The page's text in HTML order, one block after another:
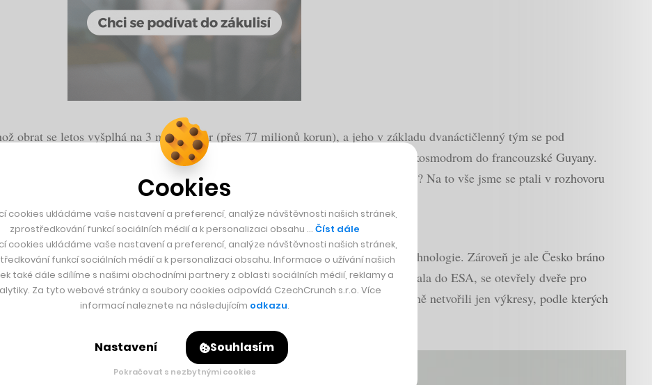
obrat se letos vyšplhá na 3 miliony eur (přes 77 milionů korun), a jeho v základu dvanáctičlenný tým se pod
na konstrukci rakety Vega. Její část přitom z brněnské továrny putuje až na kosmodrom do francouzské Guyany.
SAB Aerospace poslal své výrobky? A je možné považovat NASA za konkurenci? Na to vše jsme se ptali v rozhovoru
vesmírný startup?
výrobní potenciál a je tu spousta firem, která zvládá vytvořit ty nejnáročnější technologie. Zároveň je ale Česko bráno
průmyslu tomu tak bylo a je. Nicméně v roce 2008, kdy se Česká republika přidala do ESA, se otevřely dveře pro
takové, jež v Česku i vyvíjí, nejen montují. My jsme proto chtěli, abychom v Brně netvořili jen výkresy, podle kterých
Naším konečným cílem je, abychom náš produkt dělali pod jednou střechou.
Cookies
cookies ukládáme vaše nastavení a preferencí, analýze návštěvnosti našich stránek,
zprostředkování funkcí sociálních médií a k personalizaci obsahu … Číst dále
cookies ukládáme vaše nastavení a preferencí, analýze návštěvnosti našich stránek,
funkcí sociálních médií a k personalizaci obsahu. Informace o užívání našich
také dále sdílíme s našimi obchodními partnery z oblasti sociálních médií, reklamy a
Za tyto webové stránky a soubory cookies odpovídá CzechCrunch s.r.o. Více
informací naleznete na následujícím odkazu.
Nastavení Souhlasím
Pokračovat s nezbytnými cookies